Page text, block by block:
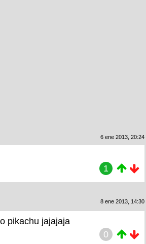
6 ene 2013, 20:24
1
8 ene 2013, 14:30
pikachu jajajaja
0